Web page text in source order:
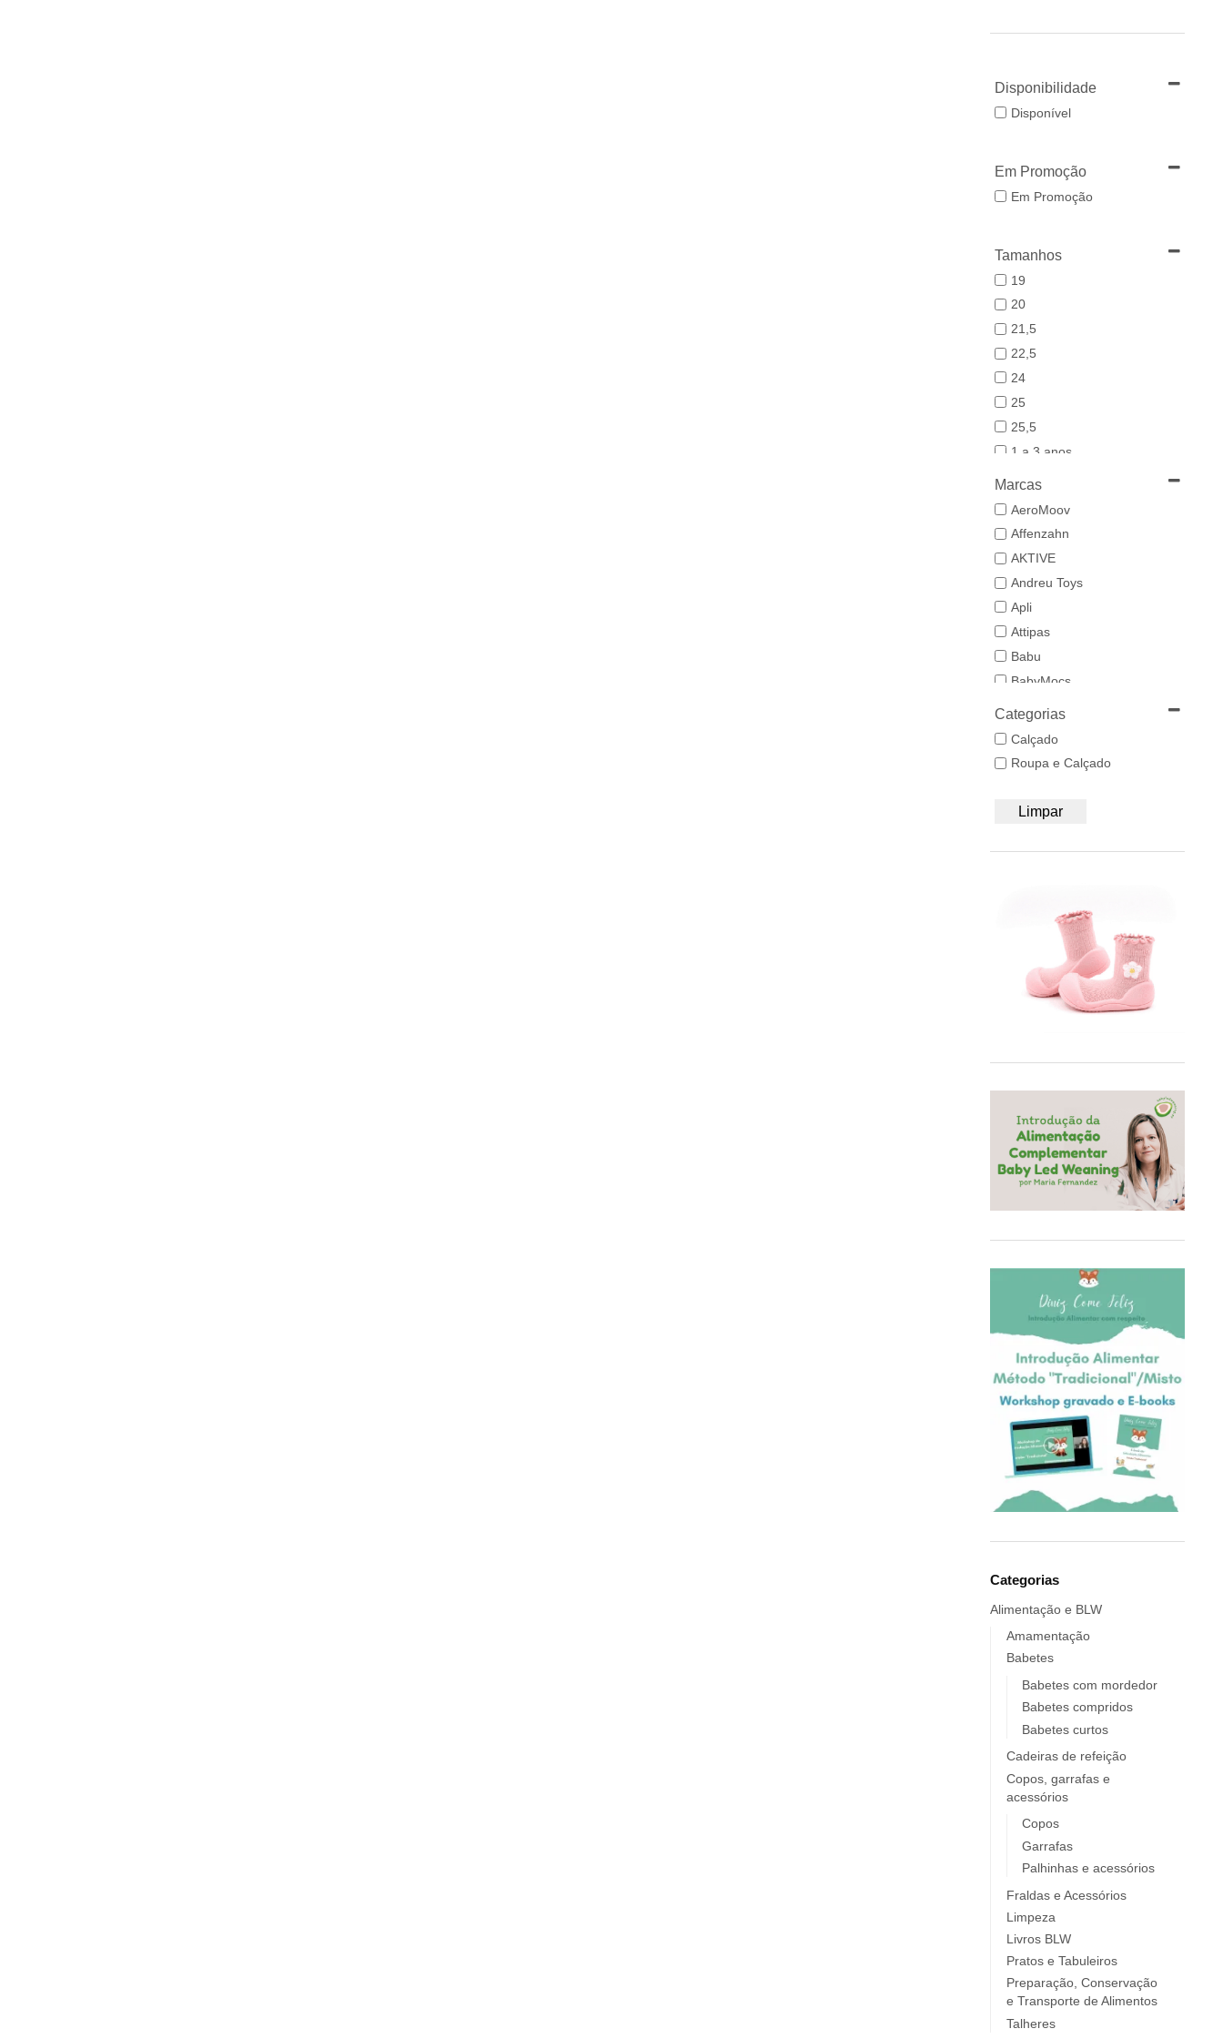
Disponibilidade
Disponível
Em Promoção
Em Promoção
Tamanhos
19
20
21,5
22,5
24
25
25,5
1 a 3 anos
29/30
3 a 6 anos
31
50/56
Marcas
AeroMoov
Affenzahn
AKTIVE
Andreu Toys
Apli
Attipas
Babu
BabyMocs
Babywoods
BAZAR BIZAR
Bblüv
BiOBUDDi
Bobbi Ravioli
Bodywear Beeren
BOHOPANNA
Carl Oscar®
Cayro
Chilly's
COQ6GRUE
Cra-Z-Art
Crealign
Cubbies
Delphin
Delta Children
DoddleBags
Doidy Cup®
EBULOBO
ECO Brotbox
eco rascals
Eigenart
El Saquitos de la Salud
Elobra KIDS
Endro
Europrice
Everyday Baby
ezpz
Fidella
FIIL
FRESK
FÜRNIS
Gloop
Goula
Grabease
grums
Haakaa
HappyBear Diapers
Categorias
Calçado
Roupa e Calçado
Limpar
Categorias
Alimentação e BLW
Amamentação
Babetes
Babetes com mordedor
Babetes compridos
Babetes curtos
Cadeiras de refeição
Copos, garrafas e
acessórios
Copos
Garrafas
Palhinhas e acessórios
Fraldas e Acessórios
Limpeza
Livros BLW
Pratos e Tabuleiros
Preparação, Conservação
e Transporte de Alimentos
Talheres